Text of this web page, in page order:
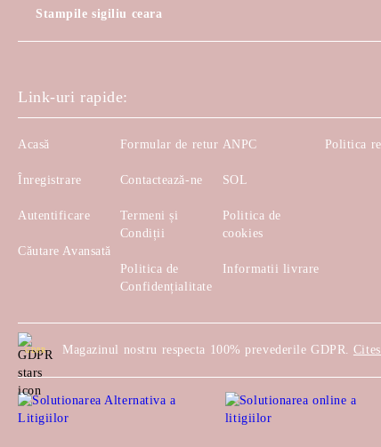
Stampile sigiliu ceara
Link-uri rapide:
Acasă
Înregistrare
Autentificare
Căutare Avansată
Formular de retur
Contactează-ne
Termeni și
Condiții
Politica de
Confidențialitate
ANPC
SOL
Politica de
cookies
Informatii livrare
Politica
GDPR Magazinul nostru respecta 100% prevederile GDPR.